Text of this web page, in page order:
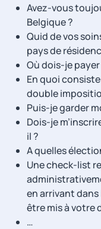
Avez-vous
Belgique ?
Quid de vos
pays de
Où dois-je
En quoi
double
Puis-je garder
Dois-je
il ?
A quelles
Une check-list
en arrivant
être mis à votre
…